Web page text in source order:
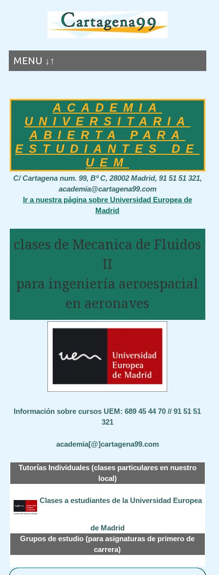
MENU ↓↑
ACADEMIA
UNIVERSITARIA
ABIERTA PARA
ESTUDIANTES DE
UEM
C/ Cartagena num. 99, Bº C, 28002 Madrid, 91 51 51 321,
academia@cartagena99.com
Ir a nuestra página sobre Universidad Europea de
Madrid
clases de Mecanica de Fluidos
II
para ingeniería aeroespacial
en aeronaves
Información sobre cursos UEM: 689 45 44 70 // 91 51 51
321
academia[@]cartagena99.com
Tutorías Individuales (clases particulares en nuestro
local)
Clases a estudiantes de la Universidad Europea
de Madrid
Grupos de estudio (para asignaturas de primero de
carrera)